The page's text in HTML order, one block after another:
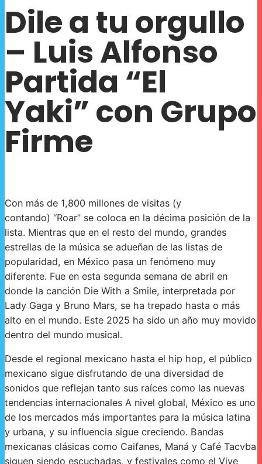
Dile a tu orgullo
– Luis Alfonso
Partida “El
Yaki” con Grupo
Firme
Con más de 1,800 millones de visitas (y
contando) “Roar” se coloca en la décima posición de la
lista. Mientras que en el resto del mundo, grandes
estrellas de la música se adueñan de las listas de
popularidad, en México pasa un fenómeno muy
diferente. Fue en esta segunda semana de abril en
donde la canción Die With a Smile, interpretada por
Lady Gaga y Bruno Mars, se ha trepado hasta o más
alto en el mundo. Este 2025 ha sido un año muy movido
dentro del mundo musical.
Desde el regional mexicano hasta el hip hop, el público
mexicano sigue disfrutando de una diversidad de
sonidos que reflejan tanto sus raíces como las nuevas
tendencias internacionales A nivel global, México es uno
de los mercados más importantes para la música latina
y urbana, y su influencia sigue creciendo. Bandas
mexicanas clásicas como Caifanes, Maná y Café Tacvba
siguen siendo escuchadas, y festivales como el Vive